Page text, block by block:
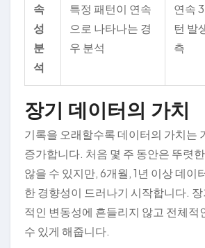
속
성
분
석
특정 패턴이 연속
으로 나타나는 경
우 분석
연속
턴 발
측
장기 데이터의 가치
기록을 오래할수록 데이터의 가치는
증가합니다. 처음 몇 주 동안은 뚜렷
않을 수 있지만, 6개월, 1년 이상 데이
한 경향성이 드러나기 시작합니다.
적인 변동성에 흔들리지 않고 전체적
수 있게 해줍니다.